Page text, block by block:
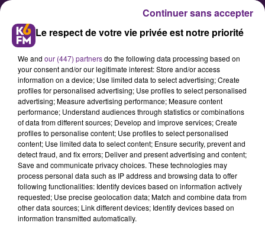
Un « parcours gourmand » à
Dijon le week-end prochain
La fédération Shop In Dijon et ses
commerçants renouvellent leur
parcours gourmand avec plein de
nouveautés pour cette édition
Le respect de votre vie privée est notre priorité
We and our (447) partnersdo the following data processing based on
your consent and/or our legitimate interest: Store and/or access
information on a device; Use limited data to select advertising; Create
profiles for personalised advertising; Use profiles to select personalised
advertising; Measure advertising performance; Measure content
performance; Understand audiences through statistics or combinations
of data from different sources; Develop and improve services; Create
profiles to personalise content; Use profiles to select personalised
content; Use limited data to select content; Ensure security, prevent and
detect fraud, and fix errors; Deliver and present advertising and content;
Save and communicate privacy choices. These technologies may
process personal data such as IP address and browsing data to offer
following functionalities: Identify devices based on information actively
requested; Use precise geolocation data; Match and combine data from
other data sources; Link different devices; Identify devices based on
information transmitted automatically.
Continuer sans accepter